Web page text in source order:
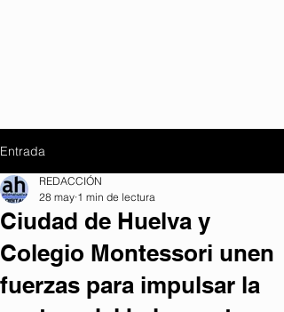
Entrada
Ciudad de Huelva y
Colegio Montessori unen
fuerzas para impulsar la
REDACCIÓN
28 may 1 min de lectura